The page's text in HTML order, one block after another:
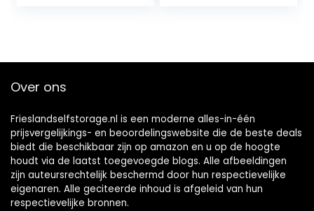
Over ons
Frieslandselfstorage.nl is een moderne alles-in-één
prijsvergelijkings- en beoordelingswebsite die de beste deals
biedt die beschikbaar zijn op amazon en u op de hoogte
houdt via de laatst toegevoegde blogs. Alle afbeeldingen
zijn auteursrechtelijk beschermd door hun respectievelijke
eigenaren. Alle geciteerde inhoud is afgeleid van hun
respectievelijke bronnen.